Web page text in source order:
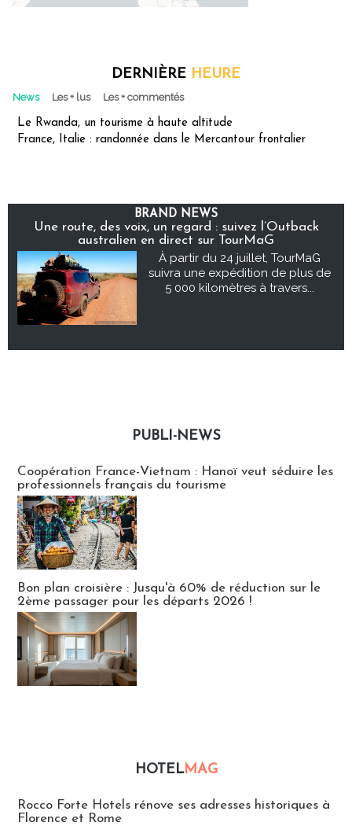
DERNIÈRE HEURE
News Les + lus Les + commentés
Le Rwanda, un tourisme à haute altitude
France, Italie : randonnée dans le Mercantour frontalier
BRAND NEWS
Une route, des voix, un regard : suivez l’Outback
australien en direct sur TourMaG
À partir du 24 juillet, TourMaG
suivra une expédition de plus de
5 000 kilomètres à travers...
PUBLI-NEWS
Coopération France-Vietnam : Hanoï veut séduire les
professionnels français du tourisme
Bon plan croisière : Jusqu'à 60% de réduction sur le
2ème passager pour les départs 2026 !
HOTELMAG
Rocco Forte Hotels rénove ses adresses historiques à
Florence et Rome